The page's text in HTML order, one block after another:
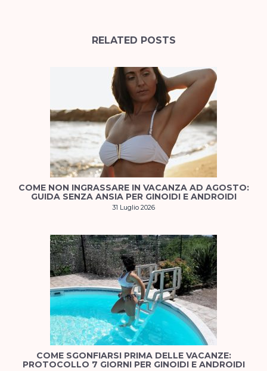
RELATED POSTS
COME NON INGRASSARE IN VACANZA AD AGOSTO:
GUIDA SENZA ANSIA PER GINOIDI E ANDROIDI
31 Luglio 2026
COME SGONFIARSI PRIMA DELLE VACANZE:
PROTOCOLLO 7 GIORNI PER GINOIDI E ANDROIDI